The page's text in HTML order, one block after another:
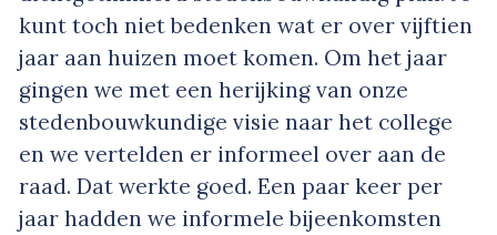
kunt toch niet bedenken wat er over vijftien
jaar aan huizen moet komen. Om het jaar
gingen we met een herijking van onze
stedenbouwkundige visie naar het college
en we vertelden er informeel over aan de
raad. Dat werkte goed. Een paar keer per
jaar hadden we informele bijeenkomsten